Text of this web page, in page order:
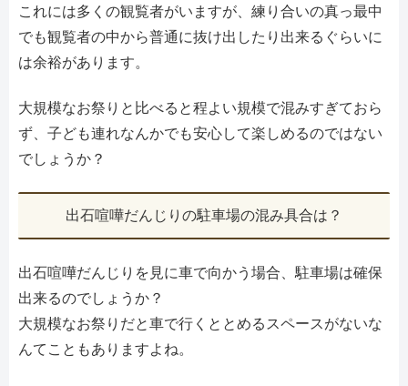
これには多くの観覧者がいますが、練り合いの真っ最中
でも観覧者の中から普通に抜け出したり出来るぐらいに
は余裕があります。
大規模なお祭りと比べると程よい規模で混みすぎておら
ず、子ども連れなんかでも安心して楽しめるのではない
でしょうか？
出石喧嘩だんじりの駐車場の混み具合は？
出石喧嘩だんじりを見に車で向かう場合、駐車場は確保
出来るのでしょうか？
大規模なお祭りだと車で行くととめるスペースがないな
んてこともありますよね。